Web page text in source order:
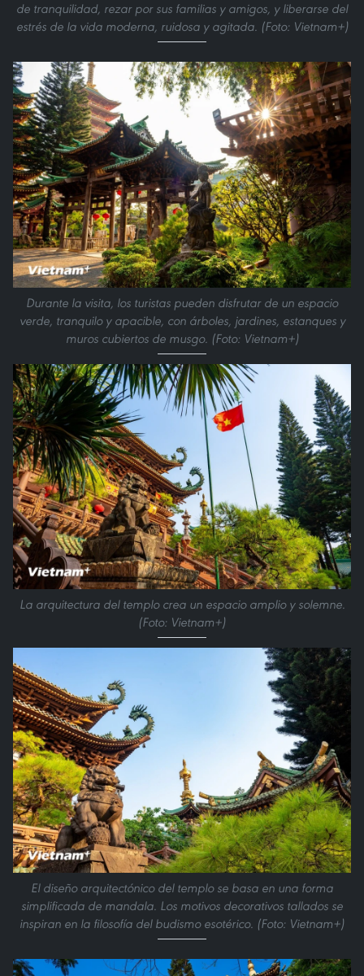
de tranquilidad, rezar por sus familias y amigos, y liberarse del
estrés de la vida moderna, ruidosa y agitada. (Foto: Vietnam+)
Durante la visita, los turistas pueden disfrutar de un espacio
verde, tranquilo y apacible, con árboles, jardines, estanques y
muros cubiertos de musgo. (Foto: Vietnam+)
La arquitectura del templo crea un espacio amplio y solemne.
(Foto: Vietnam+)
El diseño arquitectónico del templo se basa en una forma
simplificada de mandala. Los motivos decorativos tallados se
inspiran en la filosofía del budismo esotérico. (Foto: Vietnam+)